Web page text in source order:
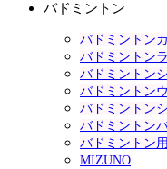
バドミントン
バドミントン
バドミントン
バドミントン
バドミントン
バドミントン
バドミントン
バドミントン
MIZUNO